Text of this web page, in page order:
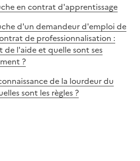
en contrat d'apprentissage
d'un demandeur d'emploi de
de professionnalisation :
l'aide et quelle sont ses
?
de la lourdeur du
sont les règles ?